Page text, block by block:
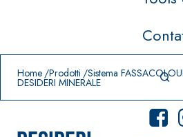
Home Prodotti Sistema
DESIDERI MINERALE
Prodotti in primo piano